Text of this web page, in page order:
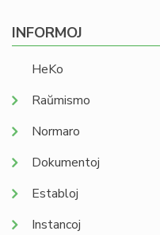
INFORMOJ
HeKo
Raŭmismo
Normaro
Dokumentoj
Establoj
Instancoj